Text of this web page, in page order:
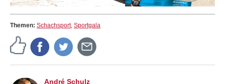
Themen: Schachsport, Sportgala
André Schulz